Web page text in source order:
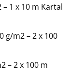
1 x 10 m Kartal
g/m2 – 2 x 100
– 2 x 100 m